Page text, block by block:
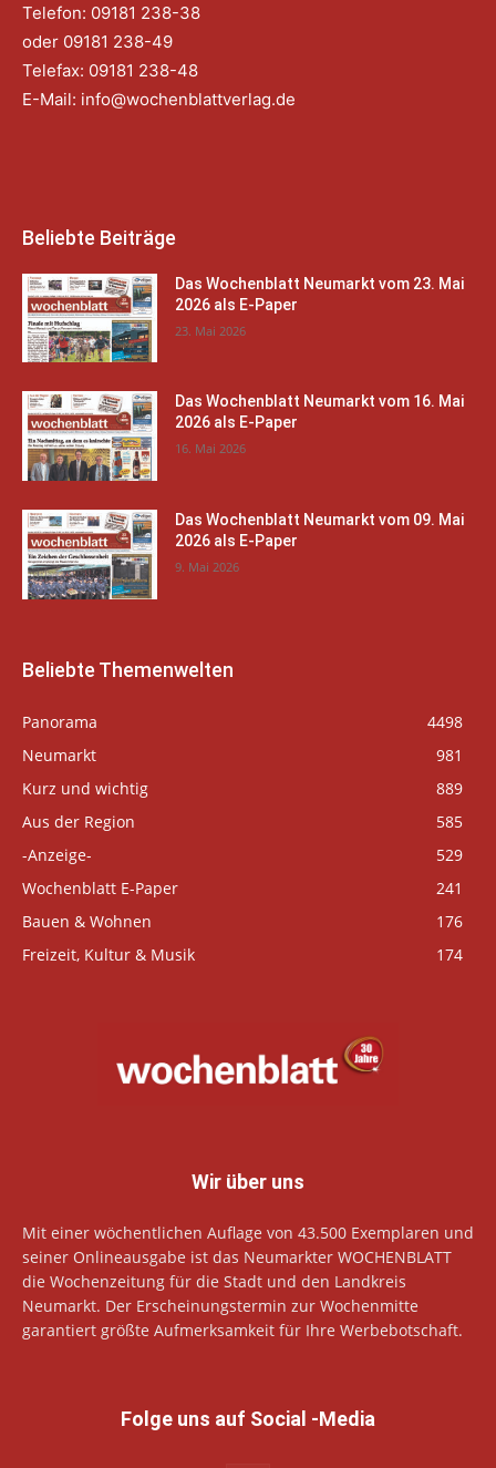
Telefon: 09181 238-38
oder 09181 238-49
Telefax: 09181 238-48
E-Mail: info@wochenblattverlag.de
Beliebte Beiträge
Das Wochenblatt Neumarkt vom 23. Mai
2026 als E-Paper
23. Mai 2026
Das Wochenblatt Neumarkt vom 16. Mai
2026 als E-Paper
16. Mai 2026
Das Wochenblatt Neumarkt vom 09. Mai
2026 als E-Paper
9. Mai 2026
Beliebte Themenwelten
Panorama
4498
Neumarkt
981
Kurz und wichtig
889
Aus der Region
585
-Anzeige-
529
Wochenblatt E-Paper
241
Bauen & Wohnen
176
Freizeit, Kultur & Musik
174
Wir über uns
Mit einer wöchentlichen Auflage von 43.500 Exemplaren und
seiner Onlineausgabe ist das Neumarkter WOCHENBLATT
die Wochenzeitung für die Stadt und den Landkreis
Neumarkt. Der Erscheinungstermin zur Wochenmitte
garantiert größte Aufmerksamkeit für Ihre Werbebotschaft.
Folge uns auf Social -Media